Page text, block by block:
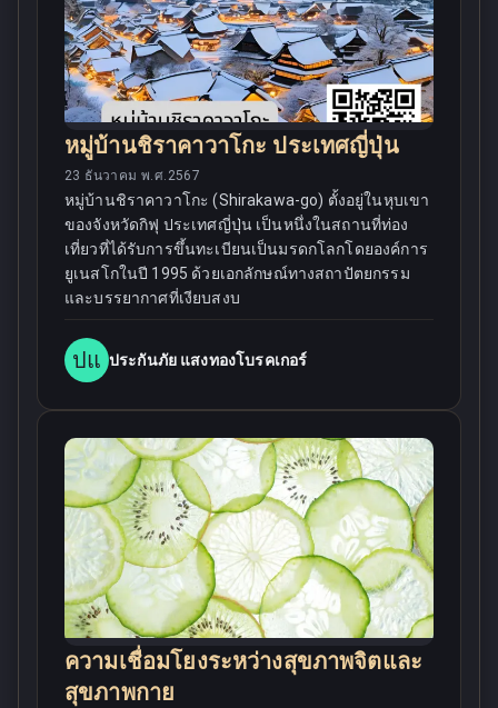
หมู่บ้านชิราคาวาโกะ ประเทศญี่ปุ่น
23 ธันวาคม พ.ศ.2567
หมู่บ้านชิราคาวาโกะ (Shirakawa-go) ตั้งอยู่ในหุบเขา
ของจังหวัดกิฟุ ประเทศญี่ปุ่น เป็นหนึ่งในสถานที่ท่อง
เที่ยวที่ได้รับการขึ้นทะเบียนเป็นมรดกโลกโดยองค์การ
ยูเนสโกในปี 1995 ด้วยเอกลักษณ์ทางสถาปัตยกรรม
และบรรยากาศที่เงียบสงบ
ปแ ประกันภัย แสงทองโบรคเกอร์
ความเชื่อมโยงระหว่างสุขภาพจิตและ
สุขภาพกาย